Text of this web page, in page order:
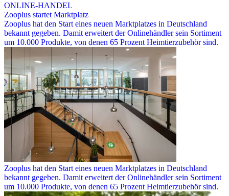
ONLINE-HANDEL
Zooplus startet Marktplatz
Zooplus hat den Start eines neuen Marktplatzes in Deutschland
bekannt gegeben. Damit erweitert der Onlinehändler sein Sortiment
um 10.000 Produkte, von denen 65 Prozent Heimtierzubehör sind.
Zooplus hat den Start eines neuen Marktplatzes in Deutschland
bekannt gegeben. Damit erweitert der Onlinehändler sein Sortiment
um 10.000 Produkte, von denen 65 Prozent Heimtierzubehör sind.